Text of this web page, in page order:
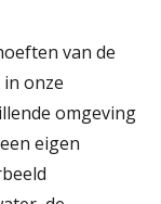
van de
onze
omgeving
eigen